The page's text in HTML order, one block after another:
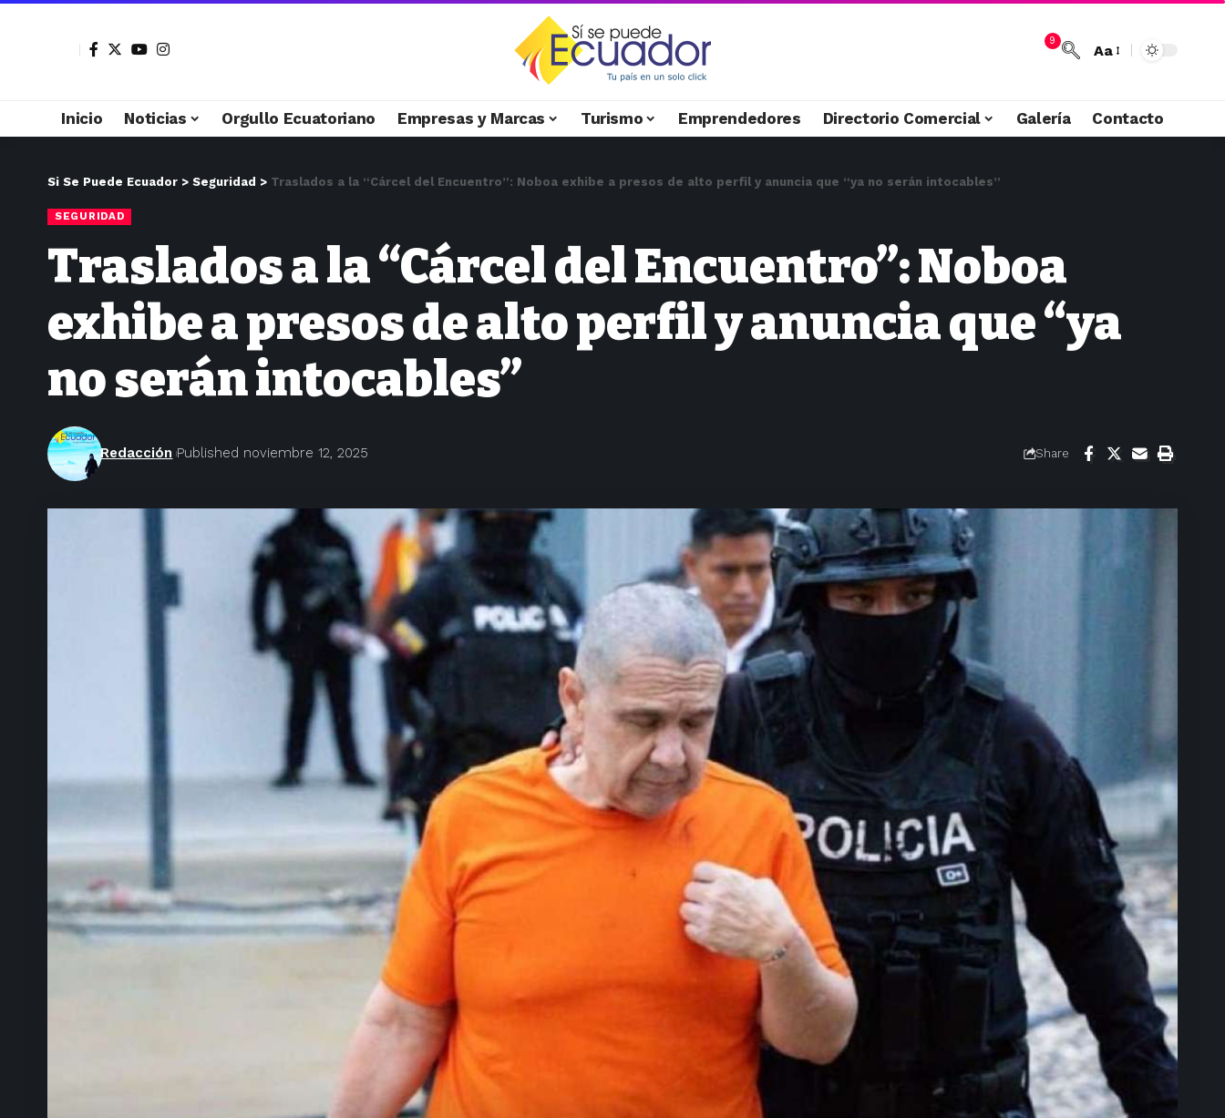
9
Aa
Inicio Noticias Orgullo Ecuatoriano Empresas y Marcas Turismo Emprendedores Directorio Comercial Galería Contacto
Si Se Puede Ecuador > Seguridad > Traslados a la “Cárcel del Encuentro”: Noboa exhibe a presos de alto perfil y anuncia que “ya no serán intocables”
SEGURIDAD
Traslados a la “Cárcel del Encuentro”: Noboa
exhibe a presos de alto perfil y anuncia que “ya
no serán intocables”
Redacción Published noviembre 12, 2025 Share